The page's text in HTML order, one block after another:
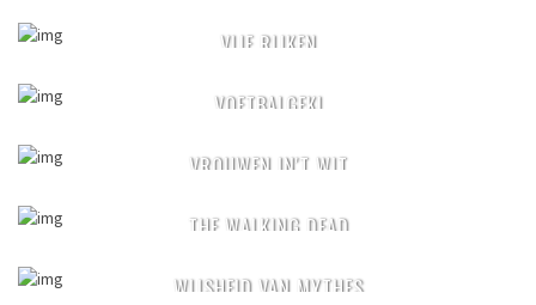
VIJF RIJKEN
VOETBALGEK!
VROUWEN IN'T WIT
THE WALKING DEAD
WIJSHEID VAN MYTHES